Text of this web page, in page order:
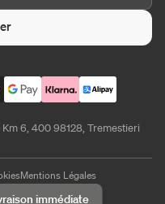
immédiate
Km 6, 400 98128, Tremestieri
Mentions Légales